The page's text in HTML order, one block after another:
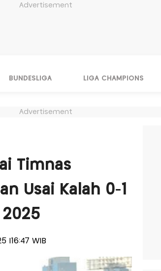
Advertisement
BUNDESLIGA LIGA CHAMPIONS
Advertisement
Timnas
Usai Kalah 0-1
|16:47 WIB